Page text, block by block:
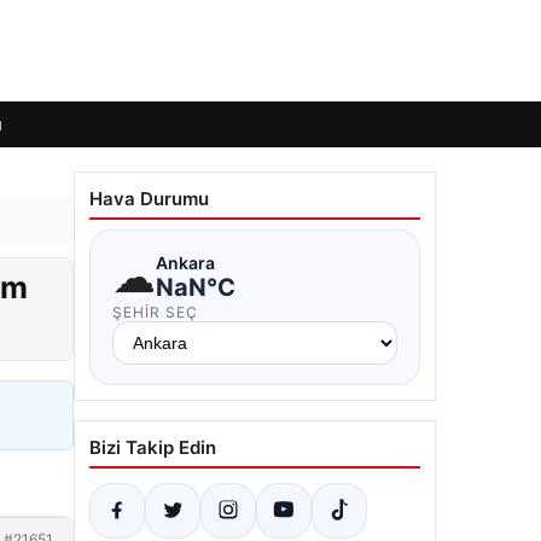
Hava Durumu
☁Ankara
NaN°C
ŞEHIR SEÇ
Bizi Takip Edin